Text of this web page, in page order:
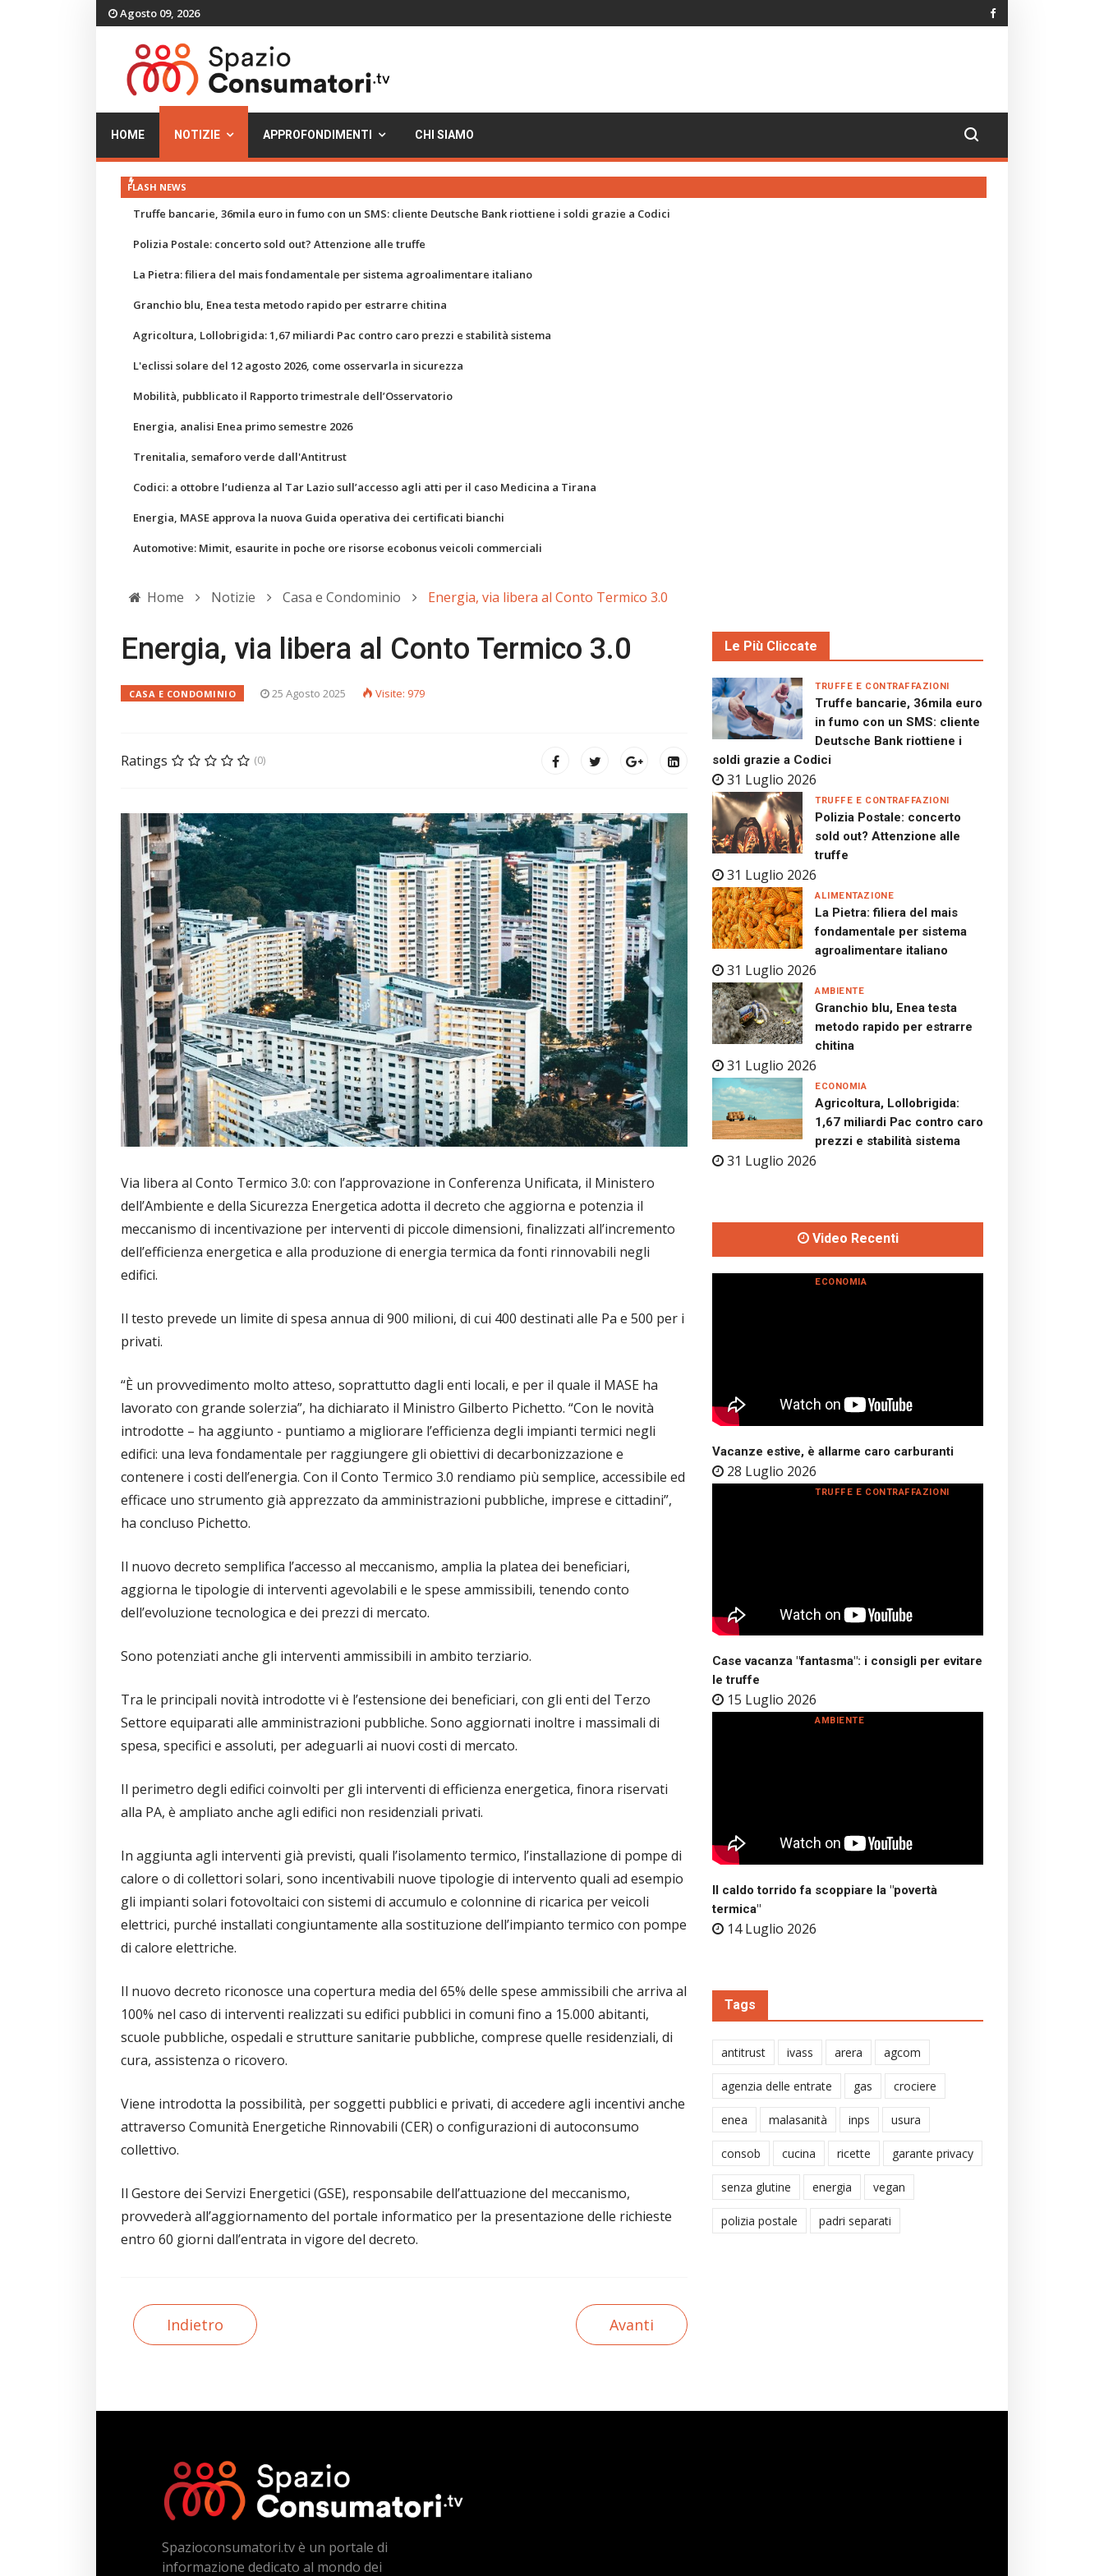
Agosto 09, 2026
HOME NOTIZIE APPROFONDIMENTI CHI SIAMO
FLASH NEWS
Truffe bancarie, 36mila euro in fumo con un SMS: cliente Deutsche Bank riottiene i soldi grazie a Codici
Polizia Postale: concerto sold out? Attenzione alle truffe
La Pietra: filiera del mais fondamentale per sistema agroalimentare italiano
Granchio blu, Enea testa metodo rapido per estrarre chitina
Agricoltura, Lollobrigida: 1,67 miliardi Pac contro caro prezzi e stabilità sistema
L'eclissi solare del 12 agosto 2026, come osservarla in sicurezza
Mobilità, pubblicato il Rapporto trimestrale dell’Osservatorio
Energia, analisi Enea primo semestre 2026
Trenitalia, semaforo verde dall'Antitrust
Codici: a ottobre l’udienza al Tar Lazio sull’accesso agli atti per il caso Medicina a Tirana
Energia, MASE approva la nuova Guida operativa dei certificati bianchi
Automotive: Mimit, esaurite in poche ore risorse ecobonus veicoli commerciali
Home Notizie Casa e Condominio Energia, via libera al Conto Termico 3.0
Energia, via libera al Conto Termico 3.0
CASA E CONDOMINIO 25 Agosto 2025 Visite: 979
Ratings (0)
Via libera al Conto Termico 3.0: con l’approvazione in Conferenza Unificata, il Ministero
dell’Ambiente e della Sicurezza Energetica adotta il decreto che aggiorna e potenzia il
meccanismo di incentivazione per interventi di piccole dimensioni, finalizzati all’incremento
dell’efficienza energetica e alla produzione di energia termica da fonti rinnovabili negli
edifici.
Il testo prevede un limite di spesa annua di 900 milioni, di cui 400 destinati alle Pa e 500 per i
privati.
“È un provvedimento molto atteso, soprattutto dagli enti locali, e per il quale il MASE ha
lavorato con grande solerzia”, ha dichiarato il Ministro Gilberto Pichetto. “Con le novità
introdotte – ha aggiunto - puntiamo a migliorare l’efficienza degli impianti termici negli
edifici: una leva fondamentale per raggiungere gli obiettivi di decarbonizzazione e
contenere i costi dell’energia. Con il Conto Termico 3.0 rendiamo più semplice, accessibile ed
efficace uno strumento già apprezzato da amministrazioni pubbliche, imprese e cittadini”,
ha concluso Pichetto.
Il nuovo decreto semplifica l’accesso al meccanismo, amplia la platea dei beneficiari,
aggiorna le tipologie di interventi agevolabili e le spese ammissibili, tenendo conto
dell’evoluzione tecnologica e dei prezzi di mercato.
Sono potenziati anche gli interventi ammissibili in ambito terziario.
Tra le principali novità introdotte vi è l’estensione dei beneficiari, con gli enti del Terzo
Settore equiparati alle amministrazioni pubbliche. Sono aggiornati inoltre i massimali di
spesa, specifici e assoluti, per adeguarli ai nuovi costi di mercato.
Il perimetro degli edifici coinvolti per gli interventi di efficienza energetica, finora riservati
alla PA, è ampliato anche agli edifici non residenziali privati.
In aggiunta agli interventi già previsti, quali l’isolamento termico, l’installazione di pompe di
calore o di collettori solari, sono incentivabili nuove tipologie di intervento quali ad esempio
gli impianti solari fotovoltaici con sistemi di accumulo e colonnine di ricarica per veicoli
elettrici, purché installati congiuntamente alla sostituzione dell’impianto termico con pompe
di calore elettriche.
Il nuovo decreto riconosce una copertura media del 65% delle spese ammissibili che arriva al
100% nel caso di interventi realizzati su edifici pubblici in comuni fino a 15.000 abitanti,
scuole pubbliche, ospedali e strutture sanitarie pubbliche, comprese quelle residenziali, di
cura, assistenza o ricovero.
Viene introdotta la possibilità, per soggetti pubblici e privati, di accedere agli incentivi anche
attraverso Comunità Energetiche Rinnovabili (CER) o configurazioni di autoconsumo
collettivo.
Il Gestore dei Servizi Energetici (GSE), responsabile dell’attuazione del meccanismo,
provvederà all’aggiornamento del portale informatico per la presentazione delle richieste
entro 60 giorni dall’entrata in vigore del decreto.
Indietro Avanti
Le Più Cliccate
Truffe bancarie, 36mila euro
in fumo con un SMS: cliente
Deutsche Bank riottiene i
soldi grazie a Codici
31 Luglio 2026
TRUFFE E CONTRAFFAZIONI
Polizia Postale: concerto
sold out? Attenzione alle
truffe
31 Luglio 2026
TRUFFE E CONTRAFFAZIONI
La Pietra: filiera del mais
fondamentale per sistema
agroalimentare italiano
31 Luglio 2026
ALIMENTAZIONE
Granchio blu, Enea testa
metodo rapido per estrarre
chitina
31 Luglio 2026
AMBIENTE
Agricoltura, Lollobrigida:
1,67 miliardi Pac contro caro
prezzi e stabilità sistema
31 Luglio 2026
ECONOMIA
Video Recenti
Vacanze estive, è allarme caro carburanti
28 Luglio 2026
ECONOMIA
Case vacanza "fantasma": i consigli per evitare
le truffe
15 Luglio 2026
TRUFFE E CONTRAFFAZIONI
Il caldo torrido fa scoppiare la "povertà
termica"
14 Luglio 2026
AMBIENTE
Tags
antitrust ivass arera agcom
agenzia delle entrate gas crociere
enea malasanità inps usura
consob cucina ricette garante privacy
senza glutine energia vegan
polizia postale padri separati
Spazioconsumatori.tv è un portale di
informazione dedicato al mondo dei